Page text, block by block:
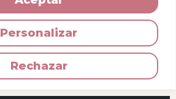
Personalizar
Rechazar